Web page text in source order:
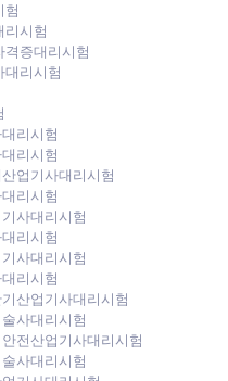
험
리시험
증대리시험
리시험
리시험
리시험
업기사대리시험
리시험
사대리시험
리시험
사대리시험
리시험
산업기사대리시험
사대리시험
전산업기사대리시험
사대리시험